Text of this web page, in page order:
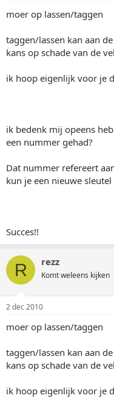
moer op lassen/taggen
taggen/lassen kan aan
kans op schade van de
ik hoop eigenlijk voor je
ik bedenk mij opeens
een nummer gehad?
Dat nummer refereert
kun je een nieuwe sleutel
Succes!!
R rezz
Komt weleens kijken
2 dec 2010
moer op lassen/taggen
taggen/lassen kan aan
kans op schade van de
ik hoop eigenlijk voor je